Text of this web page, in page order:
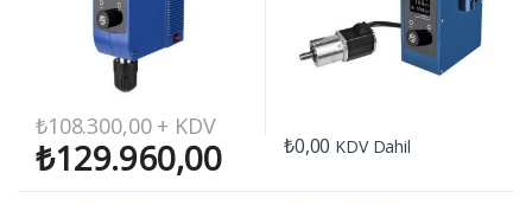
₺108.300,00+ KDV
₺129.960,00 ₺0,00 KDV Dahil